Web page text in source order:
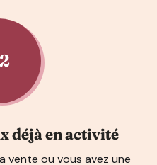
déjà en activité
vente ou vous avez une